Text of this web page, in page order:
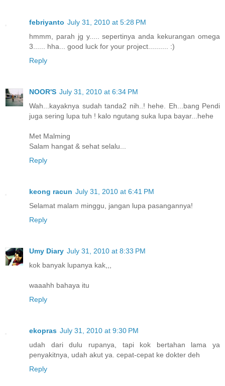
febriyanto July 31, 2010 at 5:28 PM
hmmm, parah jg y..... sepertinya anda kekurangan omega
3...... hha... good luck for your project.......... :)
Reply
NOOR'S July 31, 2010 at 6:34 PM
Wah...kayaknya sudah tanda2 nih..! hehe. Eh...bang Pendi
juga sering lupa tuh ! kalo ngutang suka lupa bayar...hehe
Met Malming
Salam hangat & sehat selalu...
Reply
keong racun July 31, 2010 at 6:41 PM
Selamat malam minggu, jangan lupa pasangannya!
Reply
Umy Diary July 31, 2010 at 8:33 PM
kok banyak lupanya kak,,,
waaahh bahaya itu
Reply
ekopras July 31, 2010 at 9:30 PM
udah dari dulu rupanya, tapi kok bertahan lama ya
penyakitnya, udah akut ya. cepat-cepat ke dokter deh
Reply